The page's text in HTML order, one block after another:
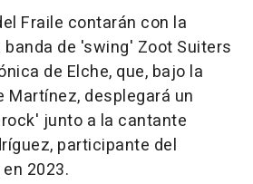
Fraile contarán con la
de 'swing' Zoot Suiters
de Elche, que, bajo la
Martínez, desplegará un
junto a la cantante
participante del
2023.